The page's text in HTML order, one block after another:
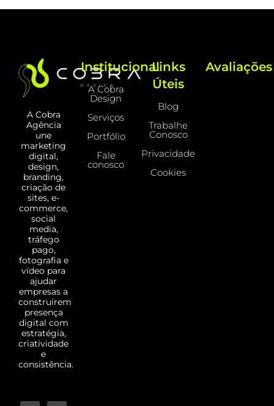
A Cobra
Agência
une
marketing
digital,
design,
branding,
criação de
sites, e-
commerce,
social
media,
tráfego
pago,
fotografia e
vídeo para
ajudar
empresas a
construírem
presença
digital com
estratégia,
criatividade
e
consistência.
Institucional
A Cobra
Design
Serviços
Portfólio
Fale
conosco
Links
Úteis
Blog
Trabalhe
Conosco
Privacidade
Cookies
Avaliações